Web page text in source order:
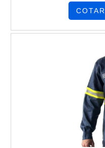
seriedade e
guarda-roupa
Composiçoes ,